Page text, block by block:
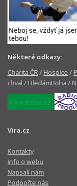
Některé odkazy:
Charita ČR/ Hospice /
chval / HledámBoha /
Vira.cz
Kontakty
Info o webu
Napsali nám
Podpořte nás